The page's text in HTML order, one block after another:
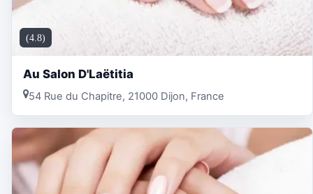
(4.8)
Au Salon D'Laëtitia
54 Rue du Chapitre, 21000 Dijon, France